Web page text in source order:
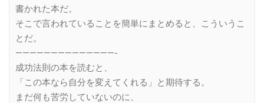
書かれた本だ。
そこで言われていることを簡単にまとめると、こういうこ
とだ。
——————————————-
成功法則の本を読むと、
「この本なら自分を変えてくれる」と期待する。
まだ何も苦労していないのに、